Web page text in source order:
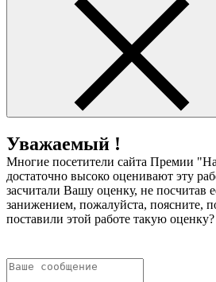
Уважаемый !
Многие посетители сайта Премии
достаточно высоко оценивают эту
засчитали Вашу оценку, не посчитав
занижением, пожалуйста, поясните,
поставили этой работе такую оценку?